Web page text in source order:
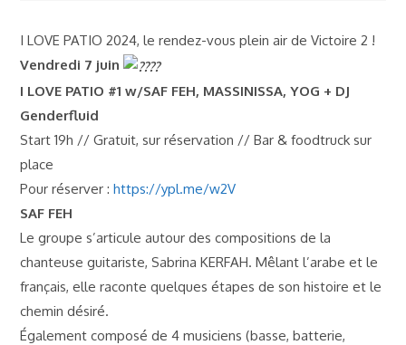
I LOVE PATIO 2024, le rendez-vous plein air de Victoire 2 !
Vendredi 7 juin
I LOVE PATIO #1 w/SAF FEH, MASSINISSA, YOG + DJ
Genderfluid
Start 19h // Gratuit, sur réservation // Bar & foodtruck sur
place
Pour réserver :https://ypl.me/w2V
SAF FEH
Le groupe s’articule autour des compositions de la
chanteuse guitariste, Sabrina KERFAH. Mêlant l’arabe et le
français, elle raconte quelques étapes de son histoire et le
chemin désiré.
Également composé de 4 musiciens (basse, batterie,